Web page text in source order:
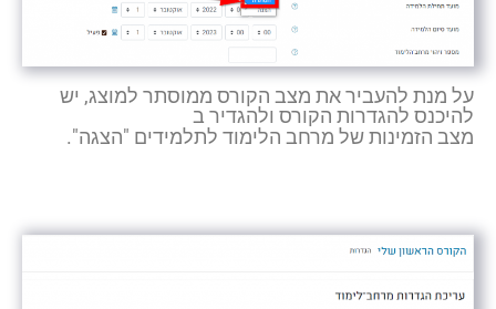
על מנת להעביר את מצב הקורס ממוסתר למוצג, יש
להיכנס להגדרות הקורס ולהגדיר ב
מצב הזמינות של מרחב הלימוד לתלמידים "הצגה".